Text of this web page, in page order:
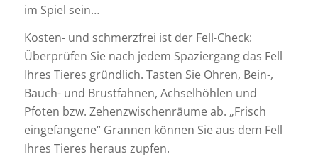
im Spiel sein…
Kosten- und schmerzfrei ist der Fell-Check:
Überprüfen Sie nach jedem Spaziergang das Fell
Ihres Tieres gründlich. Tasten Sie Ohren, Bein-,
Bauch- und Brustfahnen, Achselhöhlen und
Pfoten bzw. Zehenzwischenräume ab. „Frisch
eingefangene“ Grannen können Sie aus dem Fell
Ihres Tieres heraus zupfen.